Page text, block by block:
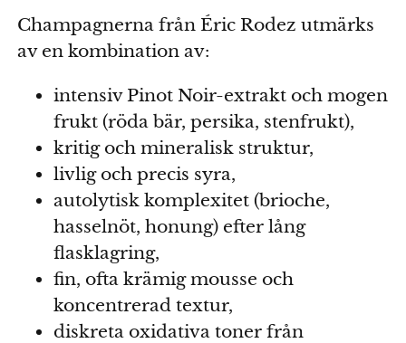
Champagnerna från Éric Rodez utmärks
av en kombination av:
intensiv Pinot Noir-extrakt och mogen
frukt (röda bär, persika, stenfrukt),
kritig och mineralisk struktur,
livlig och precis syra,
autolytisk komplexitet (brioche,
hasselnöt, honung) efter lång
flasklagring,
fin, ofta krämig mousse och
koncentrerad textur,
diskreta oxidativa toner från